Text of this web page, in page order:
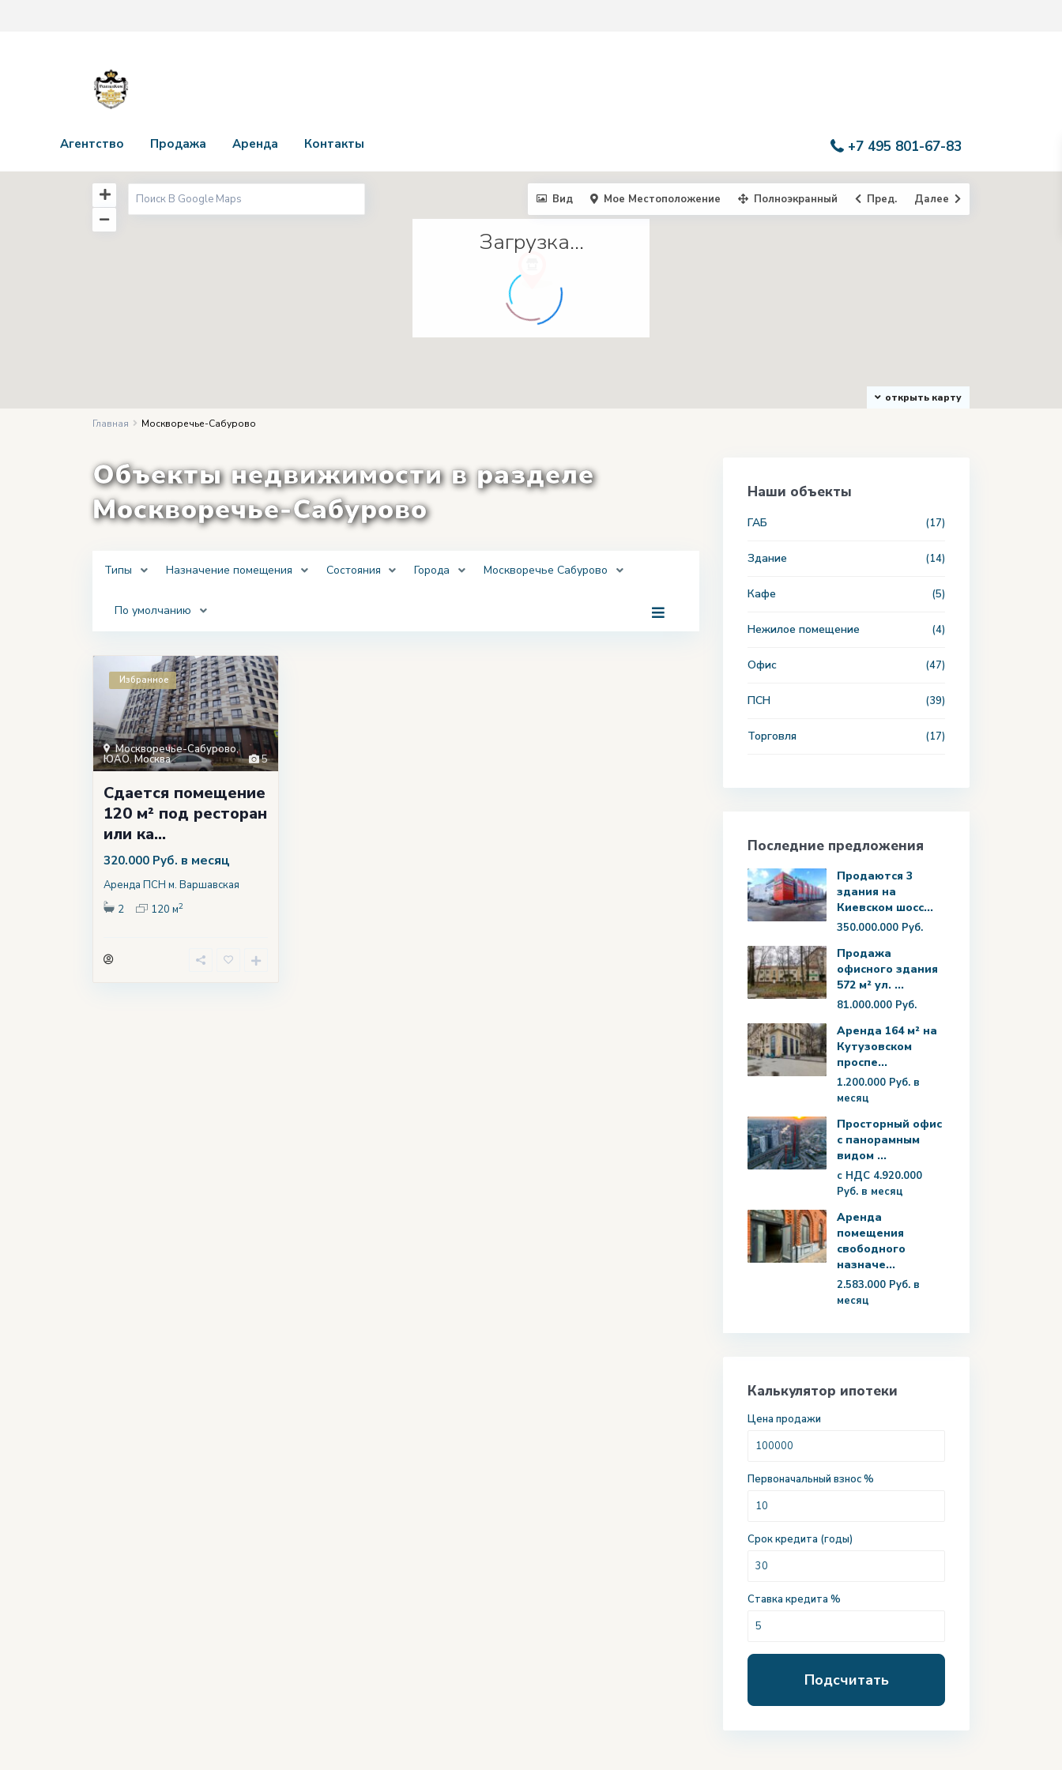
+7 495 801-67-83
Агентство Продажа Аренда Контакты
Загрузка...
открыть карту
Вид Мое Местоположение Полноэкранный Пред. Далее
Главная Москворечье-Сабурово
Объекты недвижимости в разделе
Москворечье-Сабурово
Типы Назначение помещения Состояния Города Москворечье Сабурово
По умолчанию
5
Москворечье-Сабурово,
ЮАО,Москва
Избранное
Сдается помещение
120 м² под ресторан
или ка...
320.000 Руб. в месяц
Аренда ПСН м. Варшавская
2
120 м2
Наши объекты
ГАБ (17)
Здание (14)
Кафе (5)
Нежилое помещение (4)
Офис (47)
ПСН (39)
Торговля (17)
Последние предложения
Продаются 3
здания на
Киевском шосс...
350.000.000 Руб.
Продажа
офисного здания
572 м² ул. ...
81.000.000 Руб.
Аренда 164 м² на
Кутузовском
проспе...
1.200.000 Руб. в
месяц
Просторный офис
с панорамным
видом ...
с НДС 4.920.000
Руб. в месяц
Аренда
помещения
свободного
назначе...
2.583.000 Руб. в
месяц
Калькулятор ипотеки
Цена продажи
Первоначальный взнос %
Срок кредита (годы)
Ставка кредита %
Подсчитать